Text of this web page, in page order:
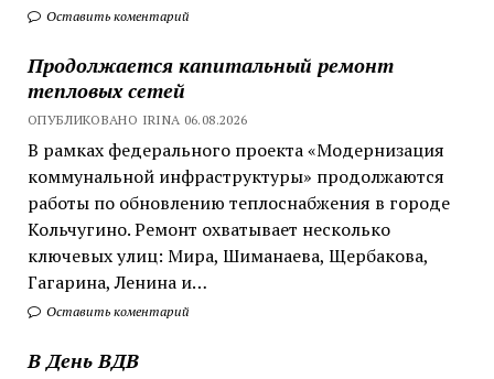
Оставить коментарий
Продолжается капитальный ремонт
тепловых сетей
ОПУБЛИКОВАНО IRINA 06.08.2026
В рамках федерального проекта «Модернизация
коммунальной инфраструктуры» продолжаются
работы по обновлению теплоснабжения в городе
Кольчугино. Ремонт охватывает несколько
ключевых улиц: Мира, Шиманаева, Щербакова,
Гагарина, Ленина и…
Оставить коментарий
В День ВДВ